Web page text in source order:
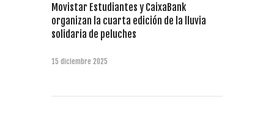
Movistar Estudiantes y CaixaBank
organizan la cuarta edición de la lluvia
solidaria de peluches
15 diciembre 2025